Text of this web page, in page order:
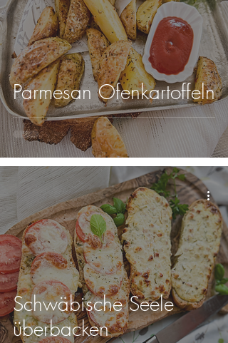
Parmesan Ofenkartoffeln
Schwäbische Seele
überbacken